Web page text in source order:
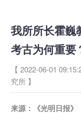
我所所长霍巍
考古为何重要
【 2022-06-01
究所 】
来源：《光明日报》